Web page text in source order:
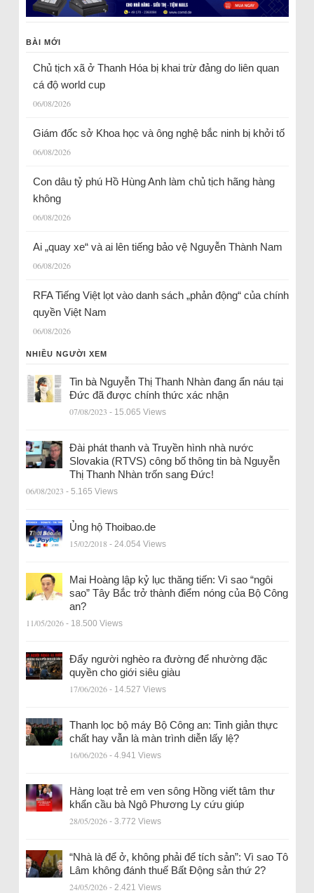
BÀI MỚI
Chủ tịch xã ở Thanh Hóa bị khai trừ đảng do liên quan
cá độ world cup
06/08/2026
Giám đốc sở Khoa học và ông nghệ bắc ninh bị khởi tố
06/08/2026
Con dâu tỷ phú Hồ Hùng Anh làm chủ tịch hãng hàng
không
06/08/2026
Ai „quay xe“ và ai lên tiếng bảo vệ Nguyễn Thành Nam
06/08/2026
RFA Tiếng Việt lọt vào danh sách „phản động“ của chính
quyền Việt Nam
06/08/2026
NHIỀU NGƯỜI XEM
Tin bà Nguyễn Thị Thanh Nhàn đang ẩn náu tại
Đức đã được chính thức xác nhận
07/08/2023 - 15.065 Views
Đài phát thanh và Truyền hình nhà nước
Slovakia (RTVS) công bố thông tin bà Nguyễn
Thị Thanh Nhàn trốn sang Đức!
06/08/2023 - 5.165 Views
Ủng hộ Thoibao.de
15/02/2018 - 24.054 Views
Mai Hoàng lập kỷ lục thăng tiến: Vì sao “ngôi
sao” Tây Bắc trở thành điểm nóng của Bộ Công
an?
11/05/2026 - 18.500 Views
Đẩy người nghèo ra đường để nhường đặc
quyền cho giới siêu giàu
17/06/2026 - 14.527 Views
Thanh lọc bộ máy Bộ Công an: Tinh giản thực
chất hay vẫn là màn trình diễn lấy lệ?
16/06/2026 - 4.941 Views
Hàng loạt trẻ em ven sông Hồng viết tâm thư
khẩn cầu bà Ngô Phương Ly cứu giúp
28/05/2026 - 3.772 Views
“Nhà là để ở, không phải để tích sản”: Vì sao Tô
Lâm không đánh thuế Bất Động sản thứ 2?
24/05/2026 - 2.421 Views